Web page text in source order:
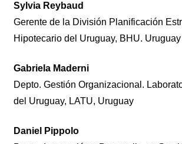
Sylvia Reybaud
Gerente de la División Planificación
Hipotecario del Uruguay, BHU. Uruguay
Gabriela Maderni
Depto. Gestión Organizacional.
del Uruguay, LATU, Uruguay
Daniel Pippolo